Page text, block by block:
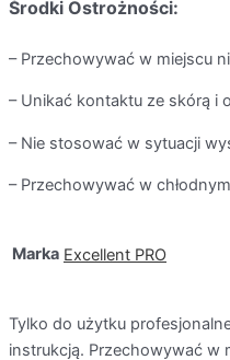
Środki Ostrożności:
– Przechowywać w miejscu
– Unikać kontaktu ze skórą i
– Nie stosować w sytuacji
– Przechowywać w
Marka Excellent PRO
Tylko do użytku
instrukcją. Przechowywać w